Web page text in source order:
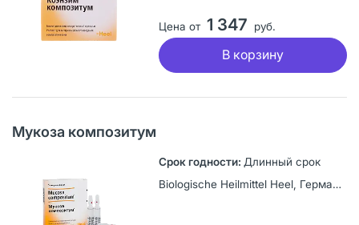
Цена от 1 347 руб.
В корзину
Мукоза композитум
Длинный срок
Biologische Heilmittel Heel, Германия